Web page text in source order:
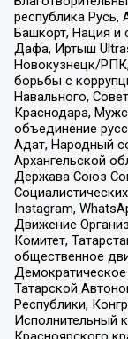
республика Русь,
Башкорт, Нация и
Дафа, Иртыш
Новокузнецк/
борьбы с
Навального,
Краснодара,
объединение
Адат, Народный
Архангельской
Держава Союз
Instagram,
Движение
Комитет,
общественное
Татарской
Республики,
Исполнительный